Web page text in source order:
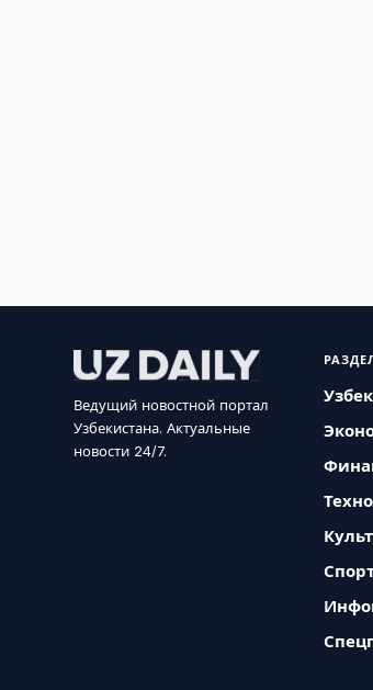
Ведущий новостной портал
Узбекистана. Актуальные
новости 24/7.